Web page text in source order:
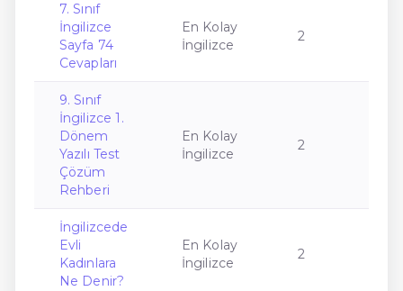
7. Sınıf
İngilizce
Sayfa 74
Cevapları
En Kolay
İngilizce
2
9. Sınıf
İngilizce 1.
Dönem
Yazılı Test
Çözüm
Rehberi
En Kolay
İngilizce
2
İngilizcede
Evli
Kadınlara
Ne Denir?
En Kolay
İngilizce
2